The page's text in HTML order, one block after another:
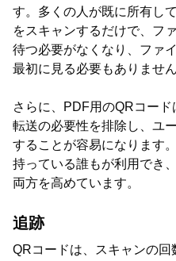
す。多くの人が既に所有し
をスキャンするだけで、フ
待つ必要がなくなり、ファ
最初に見る必要もありません
さらに、PDF用のQRコー
転送の必要性を排除し、ユ
することが容易になります
持っている誰もが利用でき
両方を高めています。
追跡
QRコードは、スキャンの